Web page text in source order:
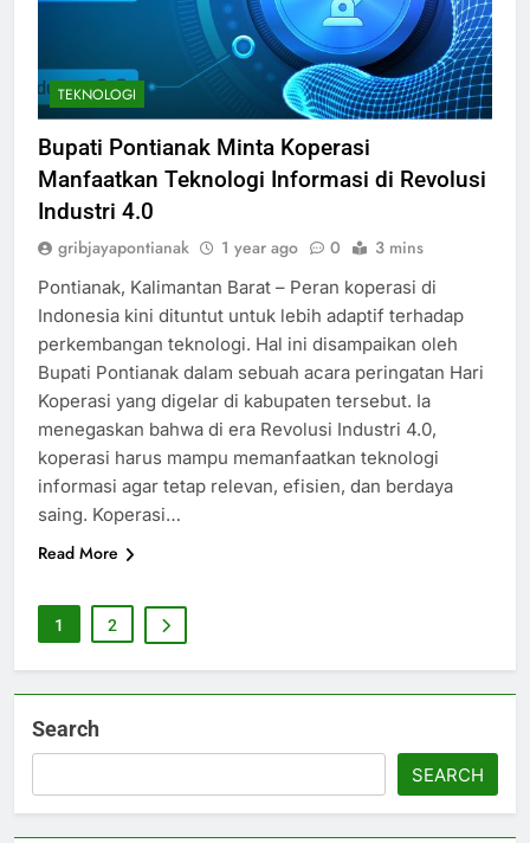
TEKNOLOGI
Bupati Pontianak Minta Koperasi
Manfaatkan Teknologi Informasi di Revolusi
Industri 4.0
gribjayapontianak 1 year ago 0 3 mins
Pontianak, Kalimantan Barat – Peran koperasi di
Indonesia kini dituntut untuk lebih adaptif terhadap
perkembangan teknologi. Hal ini disampaikan oleh
Bupati Pontianak dalam sebuah acara peringatan Hari
Koperasi yang digelar di kabupaten tersebut. Ia
menegaskan bahwa di era Revolusi Industri 4.0,
koperasi harus mampu memanfaatkan teknologi
informasi agar tetap relevan, efisien, dan berdaya
saing. Koperasi…
Read More
1 2
Search
SEARCH